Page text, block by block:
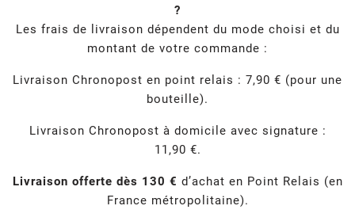
?
Les frais de livraison dépendent du mode choisi et du
montant de votre commande :
Livraison Chronopost en point relais : 7,90 € (pour une
bouteille).
Livraison Chronopost à domicile avec signature :
11,90 €.
Livraison offerte dès 130 € d’achat en Point Relais (en
France métropolitaine).